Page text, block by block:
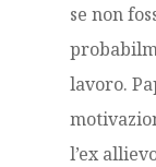
se non
lavoro.
l’ex